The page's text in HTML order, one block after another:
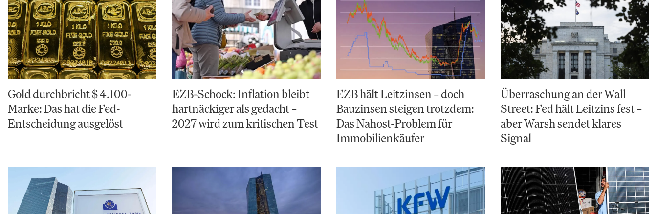
Gold durchbricht $ 4.100-
Marke: Das hat die Fed-
Entscheidung ausgelöst
EZB-Schock: Inflation bleibt
hartnäckiger als gedacht –
2027 wird zum kritischen Test
EZB hält Leitzinsen – doch
Bauzinsen steigen trotzdem:
Das Nahost-Problem für
Immobilienkäufer
Überraschung an der Wall
Street: Fed hält Leitzins fest –
aber Warsh sendet klares
Signal